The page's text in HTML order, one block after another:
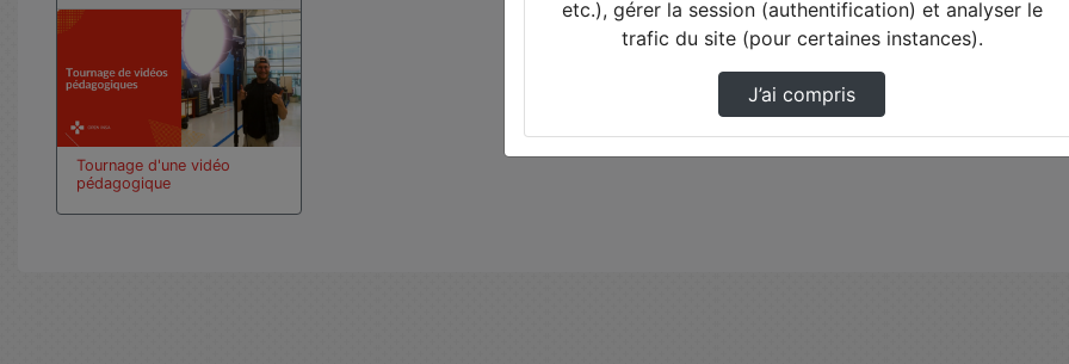
Tournage d'une vidéo
pédagogique
etc.), gérer la session (authentification) et analyser le
trafic du site (pour certaines instances).
J’ai compris